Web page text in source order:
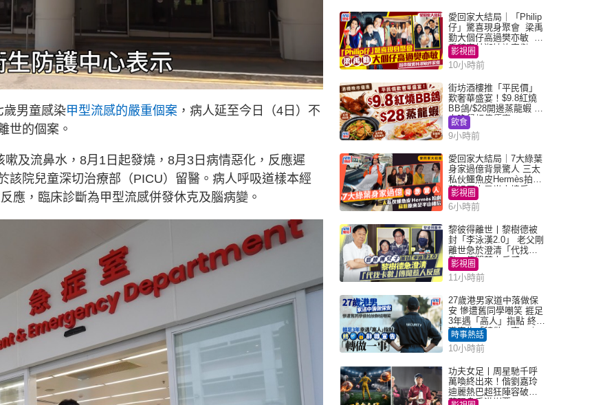
歲男童感染甲型流感的嚴重個案 ，病人延至今日（4日）不
世的個案。
及流鼻水，8月1日起發燒，8月3日病情惡化，反應遲
該院兒童深切治療部（PICU）留醫。病人呼吸道樣本經
應，臨床診斷為甲型流感併發休克及腦病變。
愛回家大結局｜「Philip
仔」驚喜現身聚會 梁禹
勤大個仔高過樊亦敏 超
乖黐實林淑敏許家傑
影視圈
10小時前
街坊酒樓推「平民價」
歎奢華盛宴！$9.8紅燒
BB鴿/$28開邊蒸龍蝦 3
大晚餐超值優惠
飲食
9小時前
愛回家大結局｜7大綠葉
身家過億背景驚人 三太
私伙鱷魚皮Hermès拍劇
蘇姐原來是半山樓后
影視圈
6小時前
黎彼得離世丨黎樹德被
封「李泳漢2.0」 老父剛
離世急於澄清「代找卡
數」傳聞惹人反感
影視圈
11小時前
27歲港男家道中落做保
安 慘遭舊同學嘲笑 捱足
3年遇「高人」指點 終辭
職宣告「轉做一事」｜
Juicy叮
時事熱話
10小時前
功夫女足丨周星馳千呼
萬喚終出來！偕劉嘉玲
迪麗熱巴超狂陣容破天
荒現身香港謝票